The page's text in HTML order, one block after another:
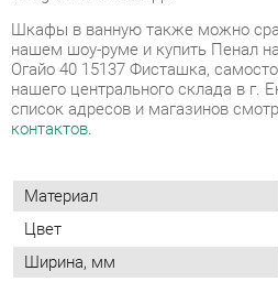
Материал
Цвет
Ширина, мм
Глубина, мм
Расположение
Комплектация (шкафы и
стеллажи)